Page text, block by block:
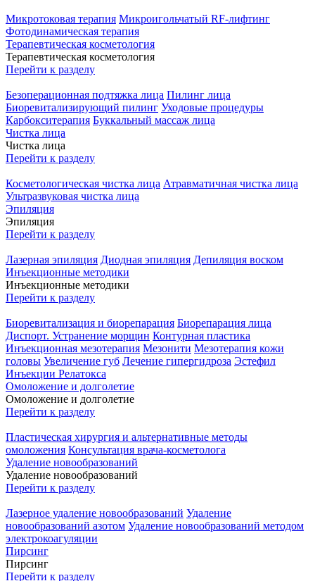
Микротоковая терапия Микроигольчатый RF-лифтинг
Фотодинамическая терапия
Терапевтическая косметология
Терапевтическая косметология
Перейти к разделу
Безоперационная подтяжка лица Пилинг лица
Биоревитализирующий пилинг Уходовые процедуры
Карбокситерапия Буккальный массаж лица
Чистка лица
Чистка лица
Перейти к разделу
Косметологическая чистка лица Атравматичная чистка лица
Ультразвуковая чистка лица
Эпиляция
Эпиляция
Перейти к разделу
Лазерная эпиляция Диодная эпиляция Депиляция воском
Инъекционные методики
Инъекционные методики
Перейти к разделу
Биоревитализация и биорепарация Биорепарация лица
Диспорт. Устранение морщин Контурная пластика
Инъекционная мезотерапия Мезонити Мезотерапия кожи
головы Увеличение губ Лечение гипергидроза Эстефил
Инъекции Релатокса
Омоложение и долголетие
Омоложение и долголетие
Перейти к разделу
Пластическая хирургия и альтернативные методы
омоложения Консультация врача-косметолога
Удаление новообразований
Удаление новообразований
Перейти к разделу
Лазерное удаление новообразований Удаление
новообразований азотом Удаление новообразований методом
электрокоагуляции
Пирсинг
Пирсинг
Перейти к разделу